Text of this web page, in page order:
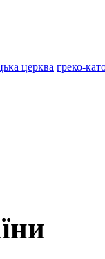
церква греко-